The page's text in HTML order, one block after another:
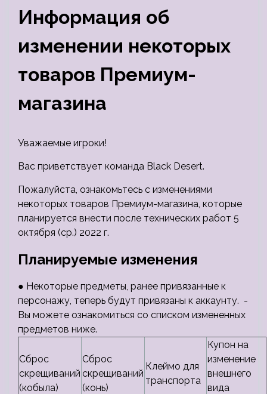
Информация об
изменении некоторых
товаров Премиум-
магазина
Уважаемые игроки!
Вас приветствует команда Black Desert.
Пожалуйста, ознакомьтесь с изменениями
некоторых товаров Премиум-магазина, которые
планируется внести после технических работ 5
октября (ср.) 2022 г.
Планируемые изменения
● Некоторые предметы, ранее привязанные к
персонажу, теперь будут привязаны к аккаунту. -
Вы можете ознакомиться со списком измененных
предметов ниже.
Сброс
скрещиваний
(кобыла)
Сброс
скрещиваний
(конь)
Клеймо для
транспорта
Купон на
изменение
внешнего
вида